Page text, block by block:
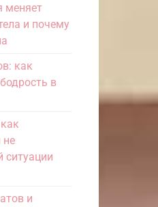
меняет
и почему
как
в
не
ситуации
и